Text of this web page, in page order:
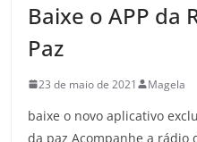
Baixe o APP da
Paz
23 de maio de 2021 Magela
baixe o novo aplicativo
da paz Acompanhe a rádio